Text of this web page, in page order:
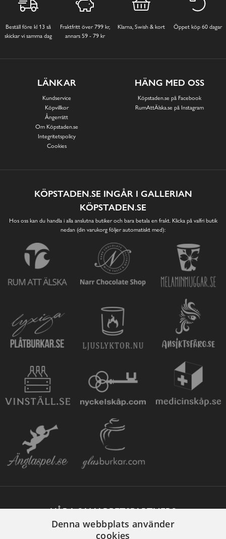
Beställ före kl 13 så
skickar vi samma dag
Fraktfritt över 799 kr,
annars 59 - 79 kr
Klarna, Swish & kort Öppet köp 60 dagar
LÄNKAR
Kundservice
Köpvillkor
Ångerrätt
Om Köpstaden.se
Integritetspolicy
Cookies
HÄNG MED OSS
Köpstaden.se på Facebook
RumAttÄlska.se på Instagram
KÖPSTADEN.SE INGÅR I GALLERIAN
KÖPSTADEN.SE
Hos oss kan du handla i alla anslutna butiker och bara betala en frakt. Klicka på valfri butik
nedan (din varukorg följer automatiskt med):
VÅRA SAMARBETSPARTNERS
Denna webbplats använder
cookies